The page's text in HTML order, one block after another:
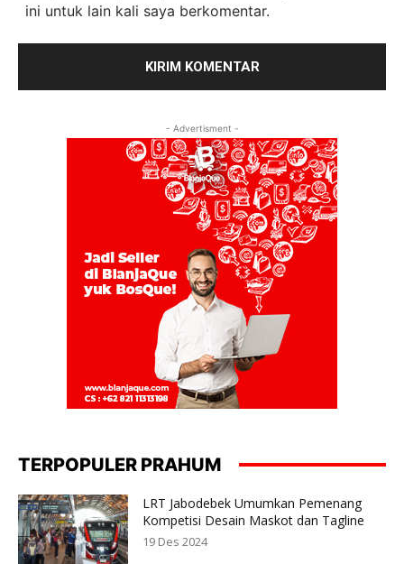
ini untuk lain kali saya berkomentar.
- Advertisment -
TERPOPULER PRAHUM
LRT Jabodebek Umumkan Pemenang
Kompetisi Desain Maskot dan Tagline
19 Des 2024